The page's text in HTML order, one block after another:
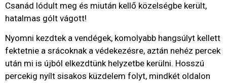
Csanád lódult meg és miután kellő közelségbe került,
hatalmas gólt vágott!
Nyomni kezdtek a vendégek, komolyabb hangsúlyt kellett
fektetnie a srácoknak a védekezésre, aztán nehéz percek
után mi is újból elkezdtünk helyzetbe kerülni. Hosszú
percekig nyílt sisakos küzdelem folyt, mindkét oldalon